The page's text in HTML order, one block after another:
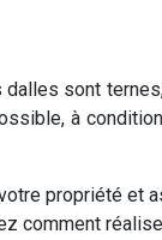
sont
à
propriété et
comment